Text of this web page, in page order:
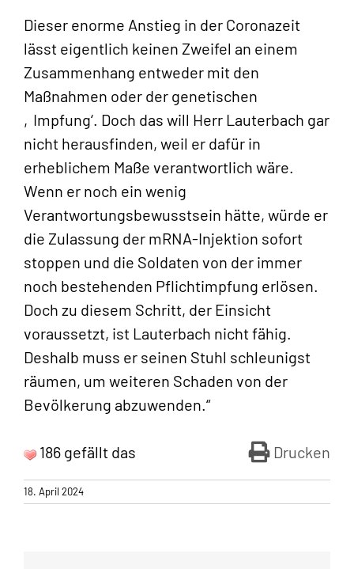
Dieser enorme Anstieg in der Coronazeit
lässt eigentlich keinen Zweifel an einem
Zusammenhang entweder mit den
Maßnahmen oder der genetischen
‚Impfung‘. Doch das will Herr Lauterbach gar
nicht herausfinden, weil er dafür in
erheblichem Maße verantwortlich wäre.
Wenn er noch ein wenig
Verantwortungsbewusstsein hätte, würde er
die Zulassung der mRNA-Injektion sofort
stoppen und die Soldaten von der immer
noch bestehenden Pflichtimpfung erlösen.
Doch zu diesem Schritt, der Einsicht
voraussetzt, ist Lauterbach nicht fähig.
Deshalb muss er seinen Stuhl schleunigst
räumen, um weiteren Schaden von der
Bevölkerung abzuwenden.“
Drucken
186 gefällt das
18. April 2024